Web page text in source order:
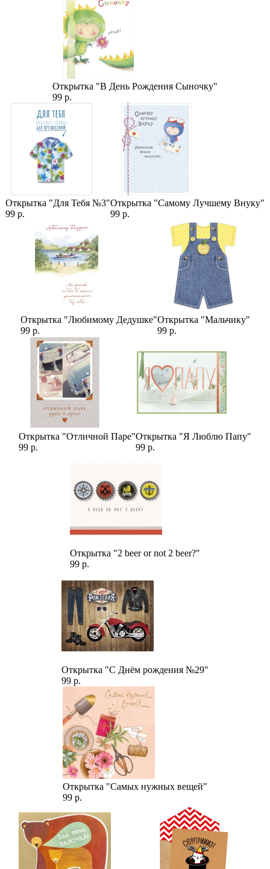
Открытка "В День Рождения Сыночку"
99 р.
Открытка "Для Тебя №3"
99 р.
Открытка "Самому Лучшему Внуку"
99 р.
Открытка "Любимому Дедушке"
99 р.
Открытка "Мальчику"
99 р.
Открытка "Отличной Паре"
99 р.
Открытка "Я Люблю Папу"
99 р.
Открытка "2 beer or not 2 beer?"
99 р.
Открытка "С Днём рождения №29"
99 р.
Открытка "Самых нужных вещей"
99 р.